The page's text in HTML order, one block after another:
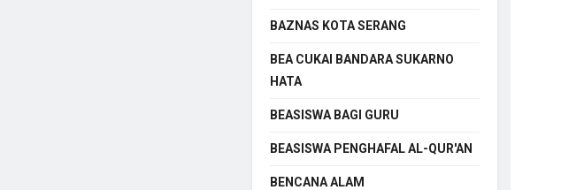
BAZNAS KOTA SERANG
BEA CUKAI BANDARA SUKARNO
HATA
BEASISWA BAGI GURU
BEASISWA PENGHAFAL AL-QUR'AN
BENCANA ALAM